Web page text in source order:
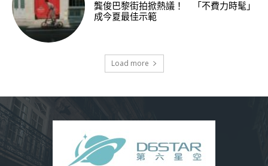
龔俊巴黎街拍掀熱議！ 「不費力時髦」
成今夏最佳示範
Load more